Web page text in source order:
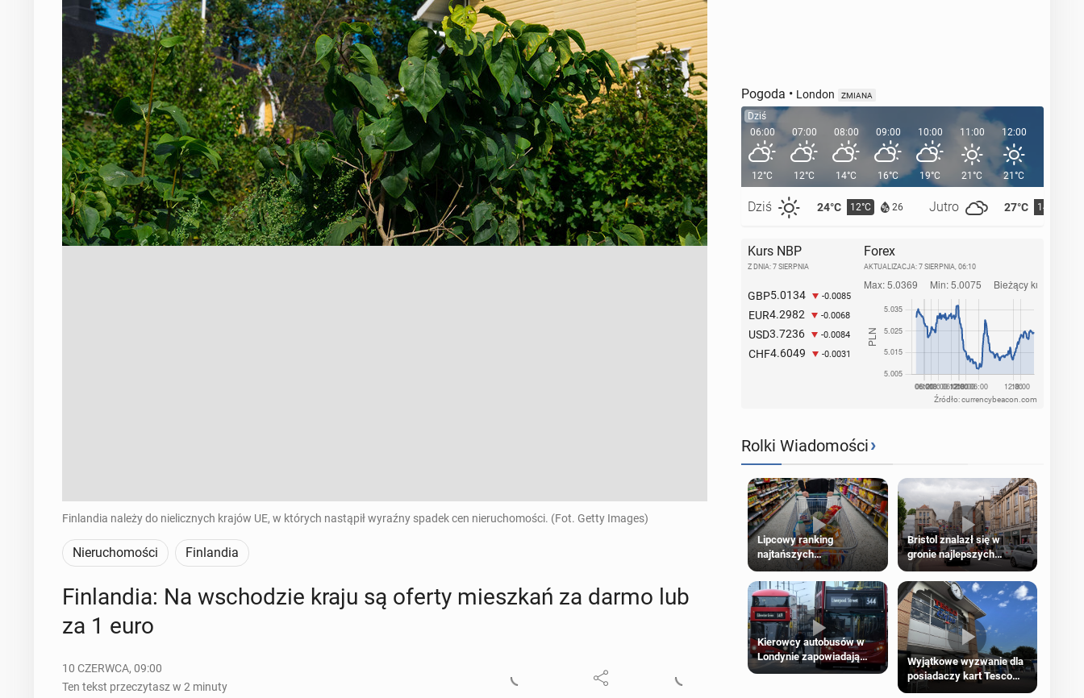
Finlandia należy do nielicznych krajów UE, w których nastąpił wyraźny spadek cen nieruchomości. (Fot. Getty Images)
Nieruchomości Finlandia
Fin­lan­dia: Na wscho­dzie kraju są oferty miesz­kań za darmo lub
za 1 euro
10 CZERWCA, 09:00
Ten tekst przeczytasz w 2 minuty
Pogoda • London ZMIANA
Dziś
06:00
12°C
Dziś 24°C 12°C 26 Jutro 27°C 14°C
07:00
12°C
08:00
14°C
09:00
16°C
10:00
19°C
11:00
21°C
12:00
21°C
Kurs NBP
Z DNIA: 7 SIERPNIA
GBP5.0134 -0.0085
EUR4.2982 -0.0068
USD3.7236 -0.0084
CHF4.6049 -0.0031
Forex
AKTUALIZACJA: 7 SIERPNIA, 06:10
Źródło: currencybeacon.com
Rolki Wiadomości›
Lipcowy ranking
najtańszych
supermarketów
Bristol znalazł się w
gronie najlepszych
kierunków podróży na
świecie
Kierowcy autobusów w
Londynie zapowiadają
strajki
Wyjątkowe wyzwanie dla
posiadaczy kart Tesco
Clubcard!